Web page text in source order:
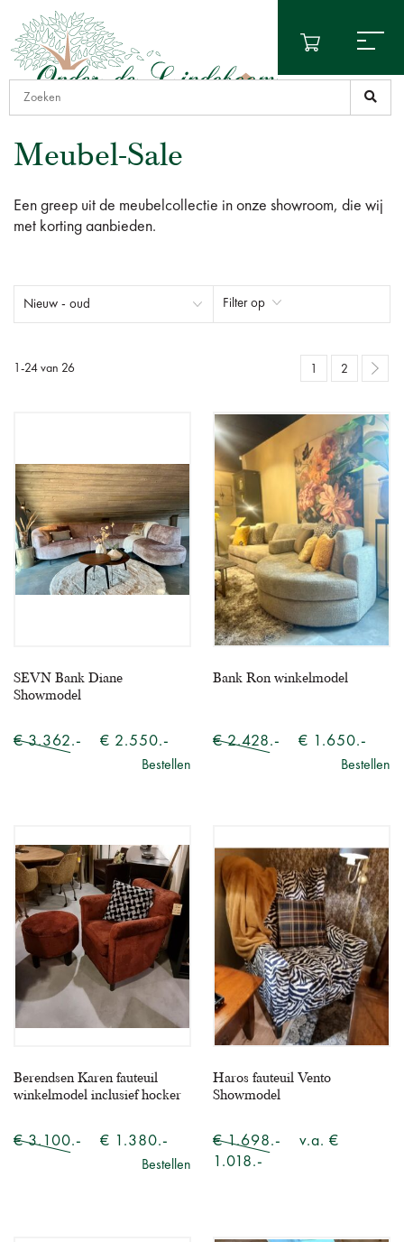
Meubel-Sale
Een greep uit de meubelcollectie in onze showroom, die wij
met korting aanbieden.
Filter op
-24 van 26 2
SEVN Bank Diane
Showmodel
€ 3.362.- € 2.550.-
Bestellen
Bank Ron winkelmodel
€ 2.428.- € 1.650.-
Bestellen
Berendsen Karen fauteuil
winkelmodel inclusief hocker
€ 3.100.- € 1.380.-
Bestellen
Haros fauteuil Vento
Showmodel
€ 1.698.-
v.a. €
1.018.-